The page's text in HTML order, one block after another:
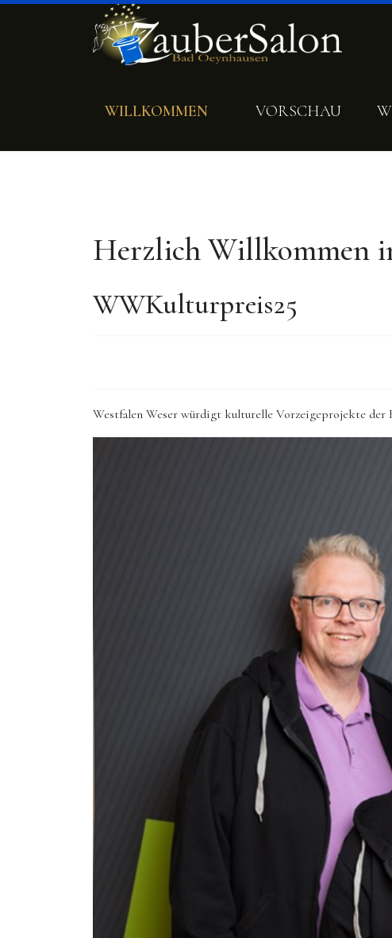
WILLKOMMEN VORSCHAU
Herzlich Willkommen
WWKulturpreis25
Westfalen Weser würdigt kulturelle Vorzeigeprojekte der